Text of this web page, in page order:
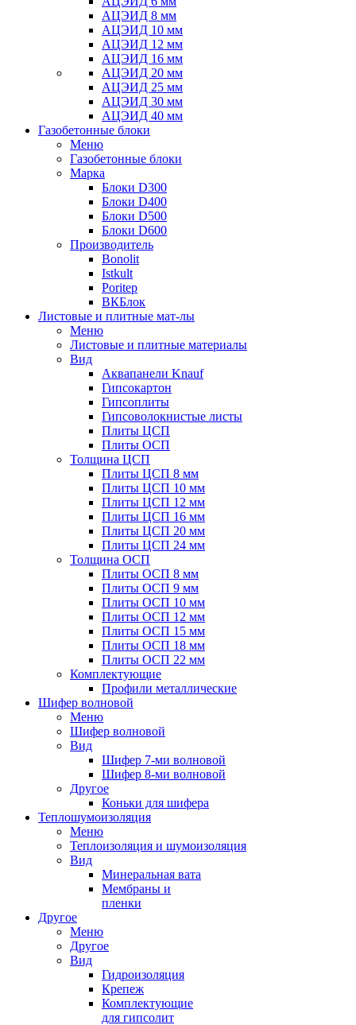
АЦЭИД 8 мм
АЦЭИД 10 мм
АЦЭИД 12 мм
АЦЭИД 16 мм
АЦЭИД 20 мм
АЦЭИД 25 мм
АЦЭИД 30 мм
АЦЭИД 40 мм
Газобетонные блоки
Меню
Газобетонные блоки
Марка
Блоки D300
Блоки D400
Блоки D500
Блоки D600
Производитель
Bonolit
Istkult
Poritep
ВКБлок
Листовые и плитные мат-лы
Меню
Листовые и плитные материалы
Вид
Аквапанели Knauf
Гипсокартон
Гипсоплиты
Гипсоволокнистые листы
Плиты ЦСП
Плиты ОСП
Толщина ЦСП
Плиты ЦСП 8 мм
Плиты ЦСП 10 мм
Плиты ЦСП 12 мм
Плиты ЦСП 16 мм
Плиты ЦСП 20 мм
Плиты ЦСП 24 мм
Толщина ОСП
Плиты ОСП 8 мм
Плиты ОСП 9 мм
Плиты ОСП 10 мм
Плиты ОСП 12 мм
Плиты ОСП 15 мм
Плиты ОСП 18 мм
Плиты ОСП 22 мм
Комплектующие
Профили металлические
Шифер волновой
Меню
Шифер волновой
Вид
Шифер 7-ми волновой
Шифер 8-ми волновой
Другое
Коньки для шифера
Теплошумоизоляция
Меню
Теплоизоляция и шумоизоляция
Вид
Минеральная вата
Мембраны и
пленки
Другое
Меню
Другое
Вид
Гидроизоляция
Крепеж
Комплектующие
для гипсолит